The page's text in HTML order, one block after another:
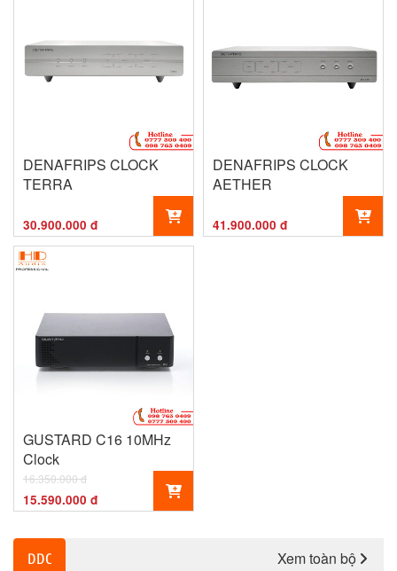
DENAFRIPS CLOCK
TERRA
30.900.000 đ
DENAFRIPS CLOCK
AETHER
41.900.000 đ
GUSTARD C16 10MHz
Clock
16.350.000 đ
15.590.000 đ
DDC Xem toàn bộ